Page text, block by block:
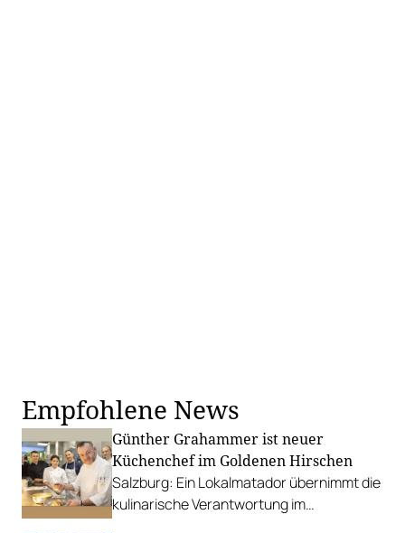
Empfohlene News
Günther Grahammer ist neuer
Küchenchef im Goldenen Hirschen
Salzburg: Ein Lokalmatador übernimmt die
kulinarische Verantwortung im